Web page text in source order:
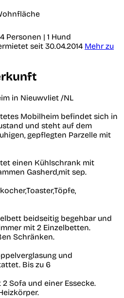
4 Personen | 1 Hund
seit 30.04.2014 Mehr zu
in Nieuwvliet /NL
Mobilheim befindet sich in
und steht auf dem
gepflegten Parzelle mit
einen Kühlschrank mit
Gasherd,mit sep.
beidseitig begehbar und
mit 2 Einzelbetten.
Schränken.
und
Bis zu 6
Sofa und einer Essecke.